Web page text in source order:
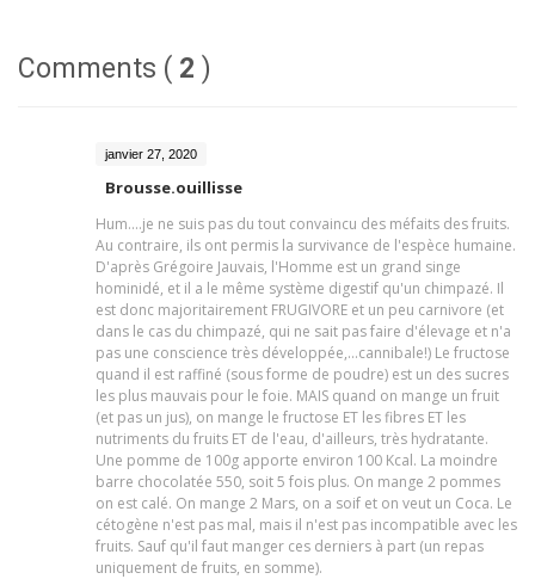
Comments ( 2 )
janvier 27, 2020
Brousse.ouillisse
Hum....je ne suis pas du tout convaincu des méfaits des fruits.
Au contraire, ils ont permis la survivance de l'espèce humaine.
D'après Grégoire Jauvais, l'Homme est un grand singe
hominidé, et il a le même système digestif qu'un chimpazé. Il
est donc majoritairement FRUGIVORE et un peu carnivore (et
dans le cas du chimpazé, qui ne sait pas faire d'élevage et n'a
pas une conscience très développée,...cannibale!) Le fructose
quand il est raffiné (sous forme de poudre) est un des sucres
les plus mauvais pour le foie. MAIS quand on mange un fruit
(et pas un jus), on mange le fructose ET les fibres ET les
nutriments du fruits ET de l'eau, d'ailleurs, très hydratante.
Une pomme de 100g apporte environ 100 Kcal. La moindre
barre chocolatée 550, soit 5 fois plus. On mange 2 pommes
on est calé. On mange 2 Mars, on a soif et on veut un Coca. Le
cétogène n'est pas mal, mais il n'est pas incompatible avec les
fruits. Sauf qu'il faut manger ces derniers à part (un repas
uniquement de fruits, en somme).